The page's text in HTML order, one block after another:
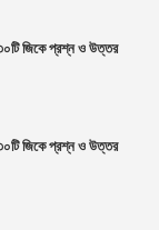
জিকে প্রশ্ন ও উত্তর
জিকে প্রশ্ন ও উত্তর